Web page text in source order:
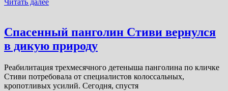
Спасенный панголин Стиви вернулся
в дикую природу
Реабилитация трехмесячного детеныша панголина по кличке
Стиви потребовала от специалистов колоссальных,
кропотливых усилий. Сегодня, спустя